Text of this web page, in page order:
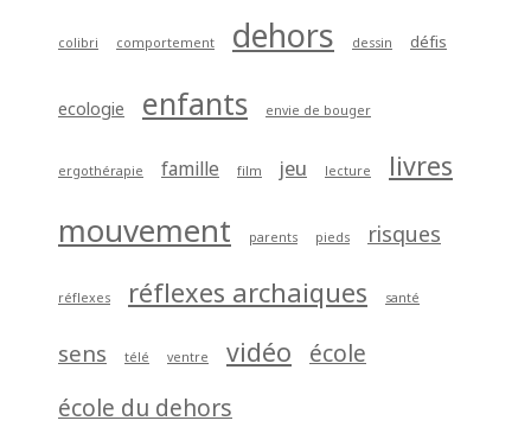
colibri comportement dehors dessin défis
ecologie enfants envie de bouger
ergothérapie famille film jeu lecture livres
mouvement parents pieds risques
réflexes réflexes archaiques santé
sens télé ventre vidéo école
école du dehors